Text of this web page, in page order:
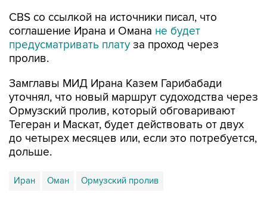
CBS со ссылкой на источники писал, что
соглашение Ирана и Омана не будет
предусматривать плату за проход через
пролив.
Замглавы МИД Ирана Казем Гарибабади
уточнял, что новый маршрут судоходства через
Ормузский пролив, который обговаривают
Тегеран и Маскат, будет действовать от двух
до четырех месяцев или, если это потребуется,
дольше.
Иран Оман Ормузский пролив